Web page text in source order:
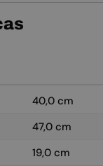
40,0 cm
47,0 cm
19,0 cm